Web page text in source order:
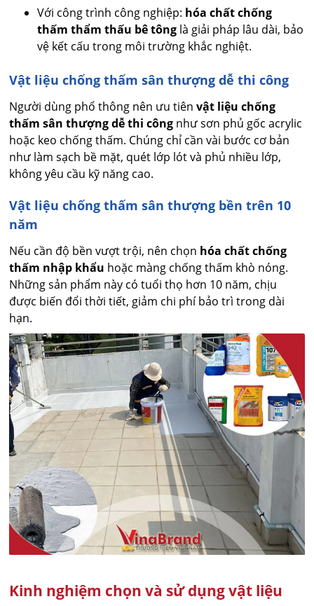
Với công trình công nghiệp: hóa chất chống
thấm thẩm thấu bê tông là giải pháp lâu dài, bảo
vệ kết cấu trong môi trường khắc nghiệt.
Vật liệu chống thấm sân thượng dễ thi công
Người dùng phổ thông nên ưu tiênvật liệu chống
thấm sân thượng dễ thi công như sơn phủ gốc acrylic
hoặc keo chống thấm. Chúng chỉ cần vài bước cơ bản
như làm sạch bề mặt, quét lớp lót và phủ nhiều lớp,
không yêu cầu kỹ năng cao.
Vật liệu chống thấm sân thượng bền trên 10
năm
Nếu cần độ bền vượt trội, nên chọn hóa chất chống
thấm nhập khẩu hoặc màng chống thấm khò nóng.
Những sản phẩm này có tuổi thọ hơn 10 năm, chịu
được biến đổi thời tiết, giảm chi phí bảo trì trong dài
hạn.
Kinh nghiệm chọn và sử dụng vật liệu